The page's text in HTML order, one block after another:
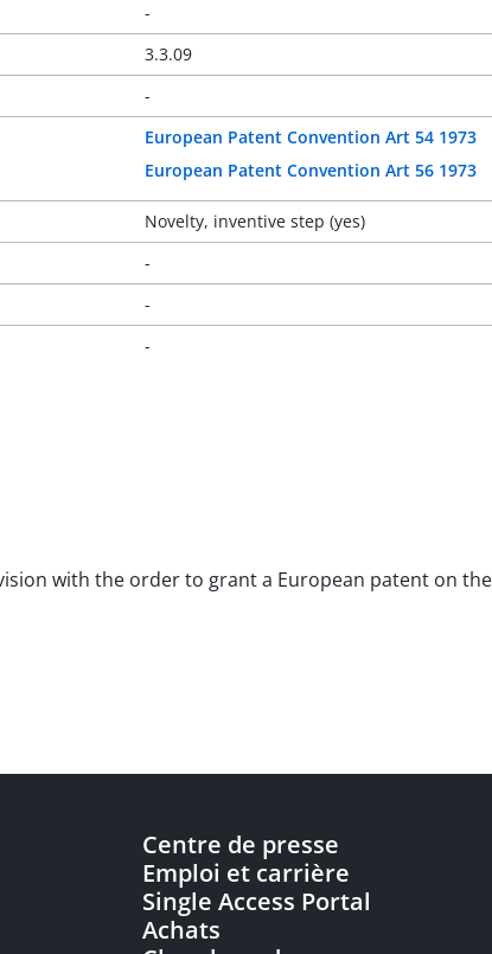
-
3.3.09
-
European Patent Convention Art 54 1973
European Patent Convention Art 56 1973
Novelty, inventive step (yes)
-
-
-
with the order to grant a European patent on
Centre de presse
Emploi et carrière
Single Access Portal
Achats